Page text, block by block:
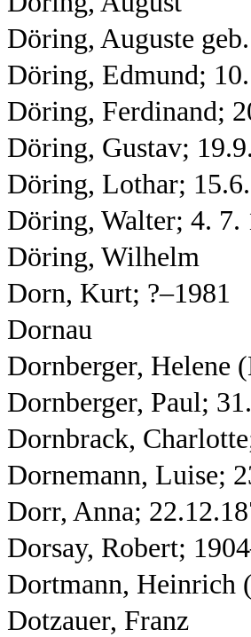
Döring, Auguste
Döring, Edmund;
Döring, Ferdinand;
Döring, Gustav;
Döring, Lothar;
Döring, Walter; 4. 7.
Döring, Wilhelm
Dorn, Kurt; ?–1981
Dornau
Dornberger, Helene
Dornberger, Paul;
Dornbrack,
Dornemann, Luise;
Dorr, Anna;
Dorsay, Robert;
Dortmann, Heinrich
Dotzauer, Franz